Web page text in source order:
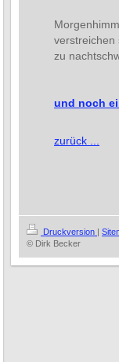
verstreichen
zu
und noch
zurück ...
Druckversion |
© Dirk Becker